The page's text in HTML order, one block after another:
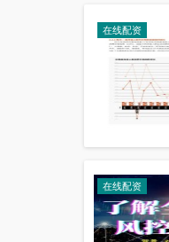
在线配资
在线配资